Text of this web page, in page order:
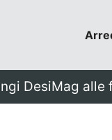
DesiMag alle